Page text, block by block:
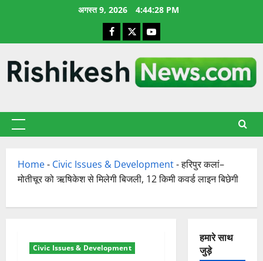
अगस्त 9, 2026 4:44:29 PM
Facebook
X YouTube
प्राथमिक
Home- Civic Issues & Development-हरिपुर कलां–
मोतीचूर को ऋषिकेश से मिलेगी बिजली, 12 किमी कवर्ड लाइन बिछेगी
Civic Issues & Development
हमारे साथ
जुड़े